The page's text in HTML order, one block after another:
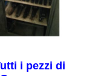
i pezzi di